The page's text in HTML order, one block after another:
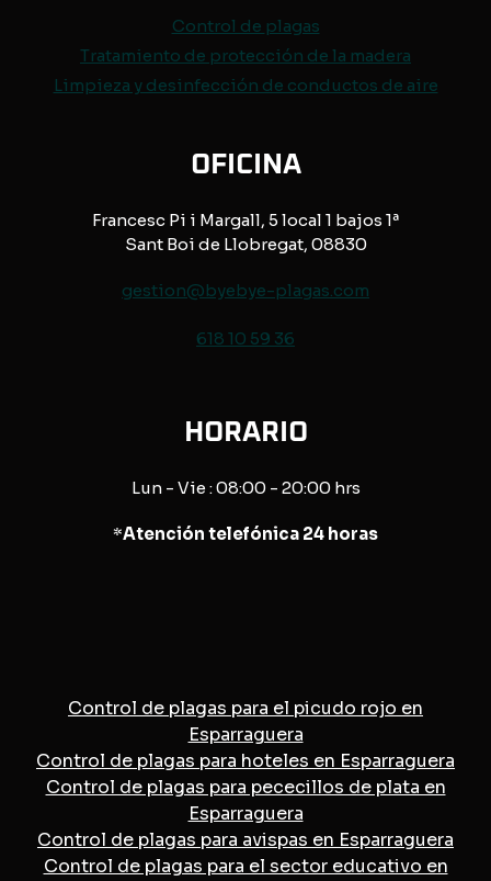
Control de plagas
Tratamiento de protección de la madera
Limpieza y desinfección de conductos de aire
OFICINA
Francesc Pi i Margall, 5 local 1 bajos 1ª
Sant Boi de Llobregat, 08830
gestion@byebye-plagas.com
618 10 59 36
HORARIO
Lun - Vie : 08:00 - 20:00 hrs
*Atención telefónica 24 horas
Control de plagas para el picudo rojo en
Esparraguera
Control de plagas para hoteles en Esparraguera
Control de plagas para pececillos de plata en
Esparraguera
Control de plagas para avispas en Esparraguera
Control de plagas para el sector educativo en